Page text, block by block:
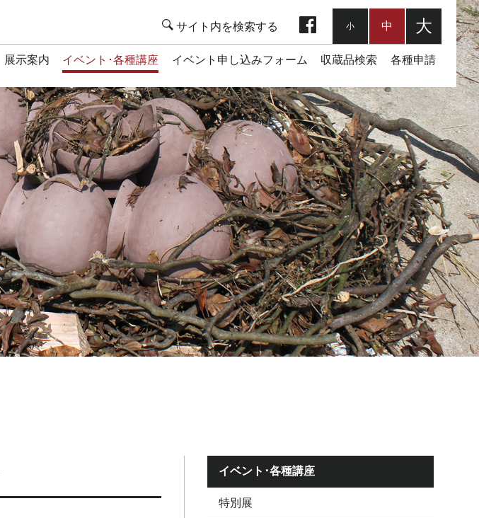
展示案内 イベント･各種講座 イベント申し込みフォーム 収蔵品検索 各種申請
小 中 大
イベント･各種講座
特別展